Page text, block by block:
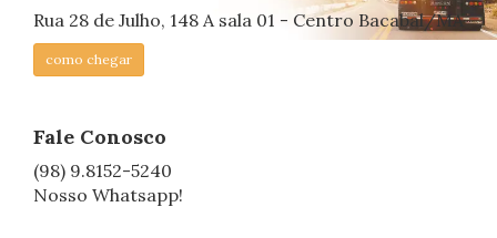
Rua 28 de Julho, 148 A sala 01 - Centro Bacabal/MA
como chegar
Fale Conosco
(98) 9.8152-5240
Nosso Whatsapp!